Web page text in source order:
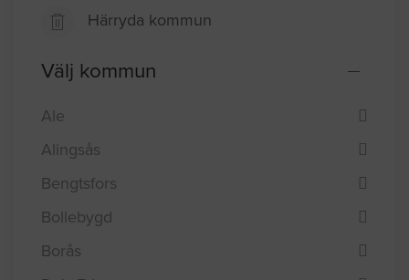
Härryda kommun
Välj kommun
Ale
Alingsås
Bengtsfors
Bollebygd
Borås